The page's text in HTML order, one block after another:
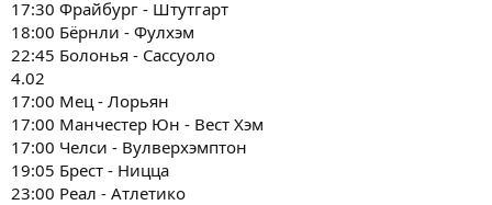
17:30 Фрайбург - Штутгарт
18:00 Бёрнли - Фулхэм
22:45 Болонья - Сассуоло
4.02
17:00 Мец - Лорьян
17:00 Манчестер Юн - Вест Хэм
17:00 Челси - Вулверхэмптон
19:05 Брест - Ницца
23:00 Реал - Атлетико